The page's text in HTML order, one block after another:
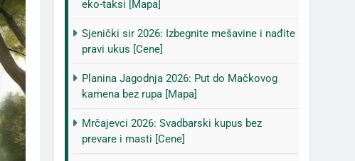
eko-taksi [Mapa]
Sjenički sir 2026: Izbegnite mešavine i nađite
pravi ukus [Cene]
Planina Jagodnja 2026: Put do Mačkovog
kamena bez rupa [Mapa]
Mrčajevci 2026: Svadbarski kupus bez
prevare i masti [Cene]